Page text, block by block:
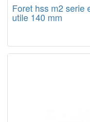
Foret hss m2 serie
utile 140 mm